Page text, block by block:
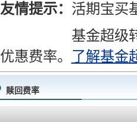
友情提示： 活期宝买
基金超级
优惠费率。 了解基金
赎回费率